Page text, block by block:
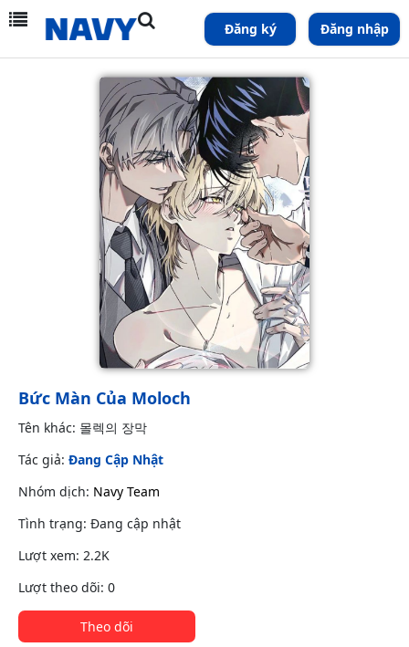
Đăng ký Đăng nhập
Bức Màn Của Moloch
Tên khác: 몰렉의 장막
Tác giả: Đang Cập Nhật
Nhóm dịch: Navy Team
Tình trạng: Đang cập nhật
Lượt xem: 2.2K
Lượt theo dõi: 0
Theo dõi